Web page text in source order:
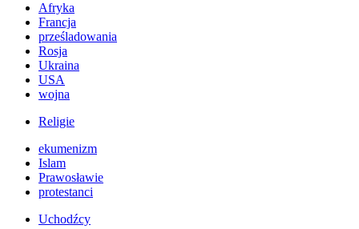
Afryka
Francja
prześladowania
Rosja
Ukraina
USA
wojna
Religie
ekumenizm
Islam
Prawosławie
protestanci
Uchodźcy